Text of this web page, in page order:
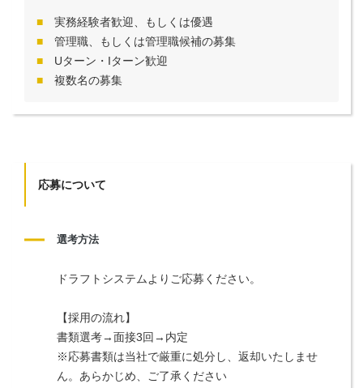
実務経験者歓迎、もしくは優遇
管理職、もしくは管理職候補の募集
Uターン・Iターン歓迎
複数名の募集
応募について
選考方法
ドラフトシステムよりご応募ください。
【採用の流れ】
書類選考→面接3回→内定
※応募書類は当社で厳重に処分し、返却いたしませ
ん。あらかじめ、ご了承ください